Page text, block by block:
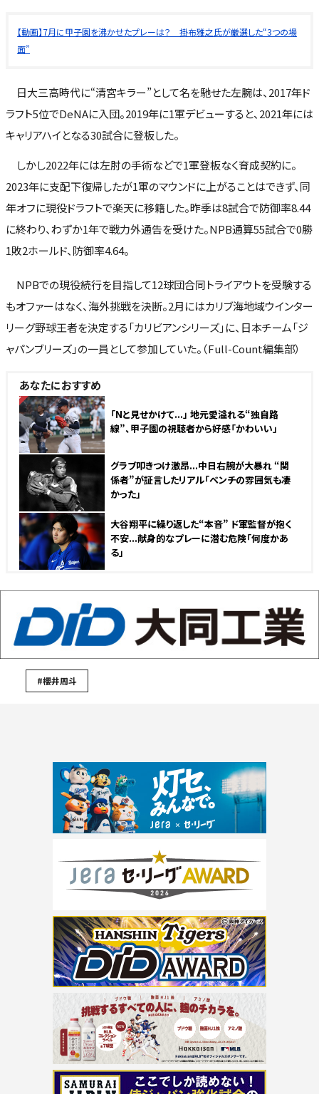
【動画】7月に甲子園を沸かせたプレーは？ 掛布雅之氏が厳選した“3つの場
面”
日大三高時代に“清宮キラー”として名を馳せた左腕は、2017年ド
ラフト5位でDeNAに入団。2019年に1軍デビューすると、2021年には
キャリアハイとなる30試合に登板した。
しかし2022年には左肘の手術などで1軍登板なく育成契約に。
2023年に支配下復帰したが1軍のマウンドに上がることはできず、同
年オフに現役ドラフトで楽天に移籍した。昨季は8試合で防御率8.44
に終わり、わずか1年で戦力外通告を受けた。NPB通算55試合で0勝
1敗2ホールド、防御率4.64。
NPBでの現役続行を目指して12球団合同トライアウトを受験する
もオファーはなく、海外挑戦を決断。2月にはカリブ海地域ウインター
リーグ野球王者を決定する「カリビアンシリーズ」に、日本チーム「ジ
ャパンブリーズ」の一員として参加していた。（Full-Count編集部）
あなたにおすすめ
NEW
「Nと見せかけて...」 地元愛溢れる“独自路
線”、甲子園の視聴者から好感「かわいい」
グラブ叩きつけ激昂...中日右腕が大暴れ “関
係者”が証言したリアル「ベンチの雰囲気も凄
かった」
大谷翔平に繰り返した“本音” ド軍監督が抱く
不安...献身的なプレーに潜む危険「何度かあ
る」
#櫻井周斗